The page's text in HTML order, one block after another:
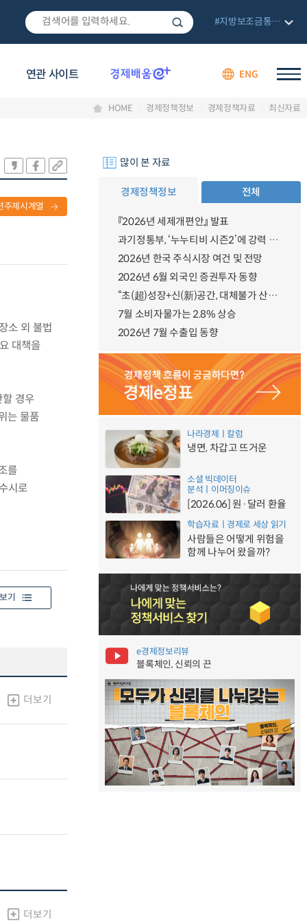
연관 사이트 ENG
#지방보조금통합관리망
HOME 경제정책정보 경제정책자료 최신자료
주제시계열
소 외 불법
대책을
경우
는 물품
를
시로
기
더보기
더보기
많이 본 자료
경제정책정보 전체
『2026년 세제개편안』 발표
과기정통부, ‘누누티비 시즌2’에 강력 대응 의지 밝혀
2026년 한국 주식시장 여건 및 전망
2026년 6월 외국인 증권투자 동향
“초(超)성장+신(新)공간, 대체불가 산업강국”
7월 소비자물가는 2.8% 상승
2026년 7월 수출입 동향
나라경제ㅣ칼럼
냉면, 차갑고 뜨거운
소셜 빅데이터
분석ㅣ이머징이슈
[2026.06] 원·달러 환율
학습자료ㅣ경제로 세상 읽기
사람들은 어떻게 위험을
함께 나누어 왔을까?
e경제정보리뷰
블록체인, 신뢰의 끈